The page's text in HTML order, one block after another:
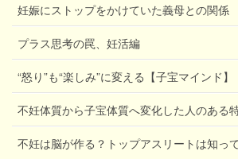
妊娠にストップをかけていた義母との関係
プラス思考の罠、妊活編
“怒り”も“楽しみ”に変える【子宝マインド】
不妊体質から子宝体質へ変化した人のある
不妊は脳が作る？トップアスリートは知っ